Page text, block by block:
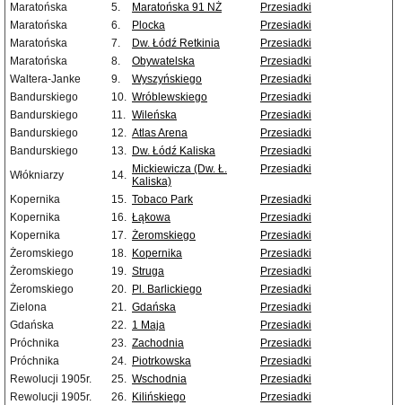
Maratońska
5. Maratońska 91 NŻ
Przesiadki
Maratońska
6. Plocka
Przesiadki
Maratońska
7. Dw. Łódź Retkinia
Przesiadki
Maratońska
8. Obywatelska
Przesiadki
Waltera-Janke
9. Wyszyńskiego
Przesiadki
Bandurskiego
10. Wróblewskiego
Przesiadki
Bandurskiego
11. Wileńska
Przesiadki
Bandurskiego
12. Atlas Arena
Przesiadki
Bandurskiego
13. Dw. Łódź Kaliska
Przesiadki
Włókniarzy
14. Mickiewicza (Dw. Ł.
Kaliska)
Przesiadki
Kopernika 15. Tobaco Park
Przesiadki
Kopernika
16. Łąkowa
Przesiadki
Kopernika
17. Żeromskiego
Przesiadki
Żeromskiego
18. Kopernika
Przesiadki
Żeromskiego
19. Struga
Przesiadki
Żeromskiego
20. Pl. Barlickiego
Przesiadki
Zielona
21. Gdańska
Przesiadki
Gdańska
22. 1 Maja
Przesiadki
Próchnika
23. Zachodnia
Przesiadki
Próchnika
24. Piotrkowska
Przesiadki
Rewolucji 1905r.
25. Wschodnia
Przesiadki
Rewolucji 1905r.
26. Kilińskiego
Przesiadki